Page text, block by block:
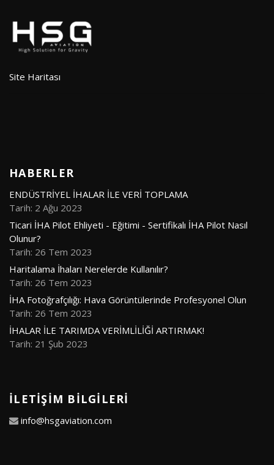
Site Haritası
HABERLER
ENDÜSTRİYEL İHALAR İLE VERİ TOPLAMA
Tarih: 2 Ağu 2023
Ticari İHA Pilot Ehliyeti - Eğitimi - Sertifikalı İHA Pilot Nasıl
Olunur?
Tarih: 26 Tem 2023
Haritalama İhaları Nerelerde Kullanılır?
Tarih: 26 Tem 2023
İHA Fotoğrafçılığı: Hava Görüntülerinde Profesyonel Olun
Tarih: 26 Tem 2023
İHALAR İLE TARIMDA VERİMLİLİĞİ ARTIRMAK!
Tarih: 21 Şub 2023
İLETIŞIM BILGILERI
info@hsgaviation.com